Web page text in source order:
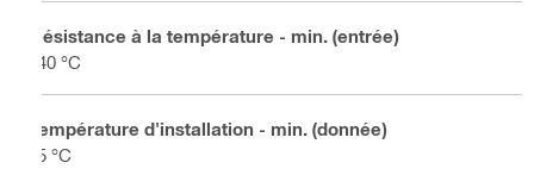
Résistance à la température - min. (entrée)
-40 °C
Température d'installation - min. (donnée)
-5 °C